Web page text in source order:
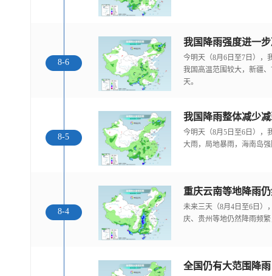
8-6
今明天（8月6日至7日），
我国高温范围较大，新疆
天。
8-5
我国降雨整体减少
今明天（8月5日至6日），
大雨，局地暴雨，海南岛
8-4
重庆云南等地降雨
未来三天（8月4日至6日）
庆、贵州等地仍然降雨频
全国仍有大范围降